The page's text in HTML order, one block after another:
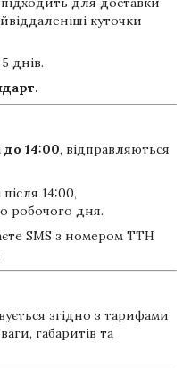
куточки
днів.
до 14:00, відправляються
14:00,
робочого дня.
SMS з номером ТТН
згідно з тарифами
габаритів та